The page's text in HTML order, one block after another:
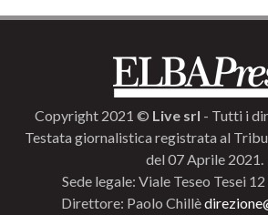
Copyright 2021 © Live srl - Tutti i
Testata giornalistica registrata al
del 07 Aprile 2021.
Sede legale: Viale Teseo Tesei
Direttore: Paolo Chillè